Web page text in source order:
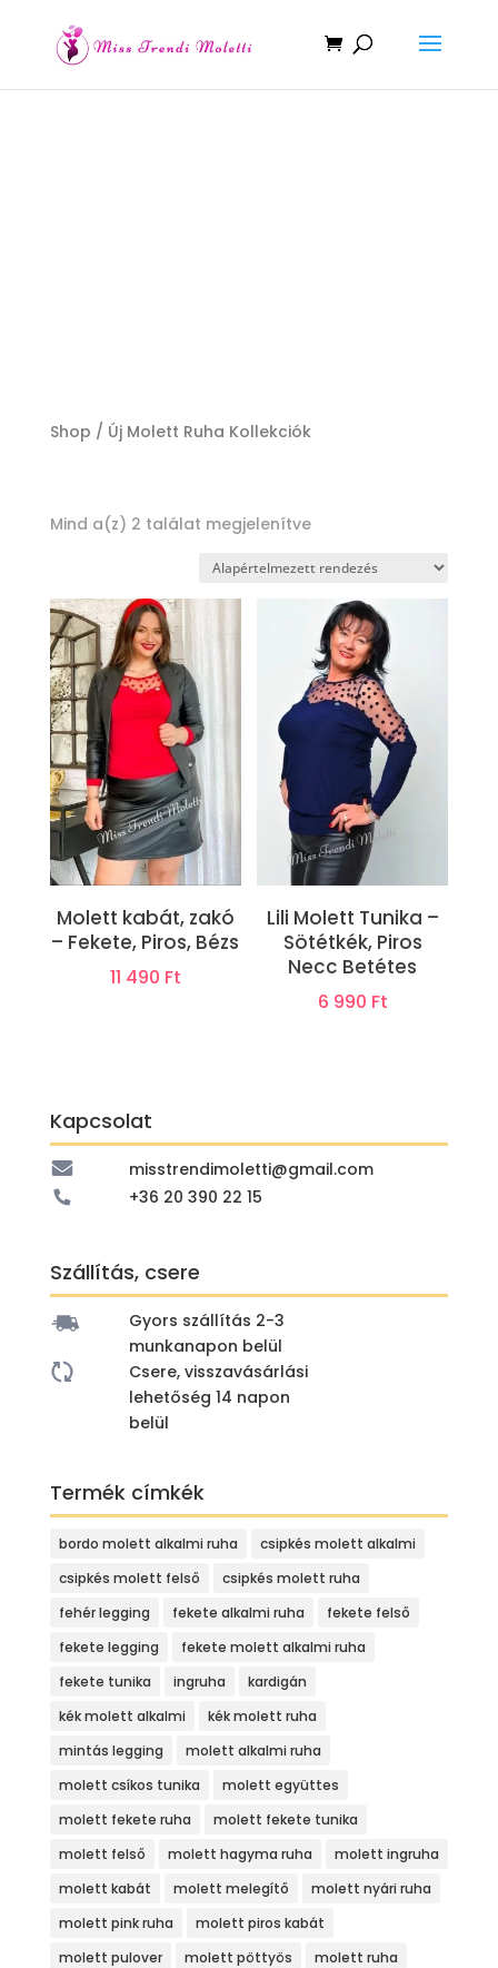
Shop / Új Molett Ruha Kollekciók
Mind a(z) 2 találat megjelenítve
Molett kabát, zakó
– Fekete, Piros, Bézs
11 490 Ft
Lili Molett Tunika –
Sötétkék, Piros
Necc Betétes
6 990 Ft
Kapcsolat
misstrendimoletti@gmail.com
+36 20 390 22 15
Szállítás, csere
Gyors szállítás 2-3
munkanapon belül
Csere, visszavásárlási
lehetőség 14 napon
belül
Termék címkék
bordo molett alkalmi ruha
csipkés molett alkalmi
csipkés molett felső
csipkés molett ruha
fehér legging
fekete alkalmi ruha
fekete felső
fekete legging
fekete molett alkalmi ruha
fekete tunika
ingruha
kardigán
kék molett alkalmi
kék molett ruha
mintás legging
molett alkalmi ruha
molett csíkos tunika
molett együttes
molett fekete ruha
molett fekete tunika
molett felső
molett hagyma ruha
molett ingruha
molett kabát
molett melegítő
molett nyári ruha
molett pink ruha
molett piros kabát
molett pulover
molett pöttyös
molett ruha